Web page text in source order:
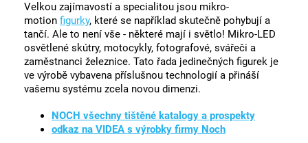
Velkou zajímavostí a specialitou jsou mikro-
motion figurky, které se například skutečně pohybují a
tančí. Ale to není vše - některé mají i světlo! Mikro-LED
osvětlené skútry, motocykly, fotografové, svářeči a
zaměstnanci železnice. Tato řada jedinečných figurek je
ve výrobě vybavena příslušnou technologií a přináší
vašemu systému zcela novou dimenzi.
NOCH všechny tištěné katalogy a prospekty
odkaz na VIDEA s výrobky firmy Noch